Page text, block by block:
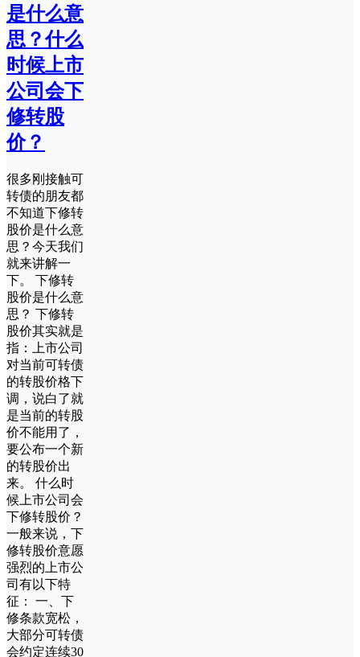
是什么意
思？什么
时候上市
公司会下
修转股
价？
很多刚接触可
转债的朋友都
不知道下修转
股价是什么意
思？今天我们
就来讲解一
下。 下修转
股价是什么意
思？ 下修转
股价其实就是
指：上市公司
对当前可转债
的转股价格下
调，说白了就
是当前的转股
价不能用了，
要公布一个新
的转股价出
来。 什么时
候上市公司会
下修转股价？
一般来说，下
修转股价意愿
强烈的上市公
司有以下特
征： 一、下
修条款宽松，
大部分可转债
会约定连续30